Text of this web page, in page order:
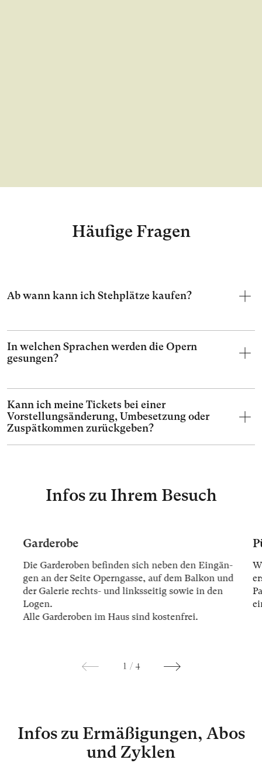
Häufige Fragen
Ab wann kann ich Stehplätze kaufen?
In welchen Sprachen werden die Opern
gesungen?
Kann ich meine Tickets bei einer
Vorstellungsänderung, Umbesetzung oder
Zuspätkommen zurückgeben?
Infos zu Ihrem Besuch
Garderobe
Die Gar­der­oben be­fin­den sich ne­ben den Ein­gän­
gen an der Sei­te Opern­gas­se, auf dem Bal­kon und
der Ga­le­rie rechts- und links­sei­tig so­wie in den
Lo­gen.
Alle Gar­der­oben im Haus sind kos­ten­frei.
1 / 4
Infos zu Ermäßigungen, Abos
und Zyklen